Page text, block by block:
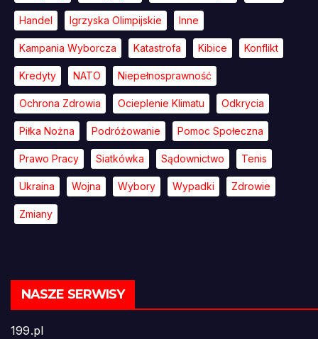
Handel Igrzyska Olimpijskie Inne
Kampania Wyborcza Katastrofa Kibice Konflikt
Kredyty NATO Niepełnosprawność
Ochrona Zdrowia Ocieplenie Klimatu Odkrycia
Piłka Nożna Podróżowanie Pomoc Społeczna
Prawo Pracy Siatkówka Sądownictwo Tenis
Ukraina Wojna Wybory Wypadki Zdrowie
Zmiany
NASZE SERWISY
199.pl